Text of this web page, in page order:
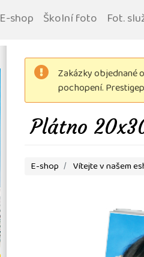
E-shop Školní foto Fot.
Zakázky objednané
pochopení.
Plátno
E-shop Vítejte v našem